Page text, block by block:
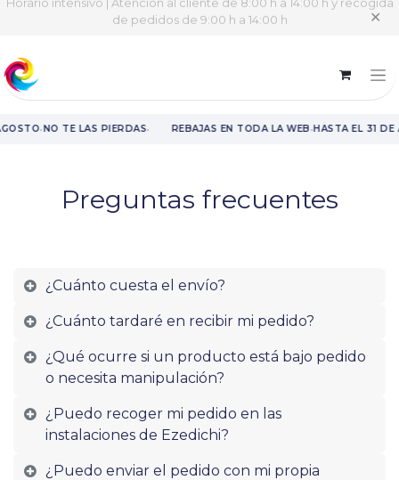
Horario intensivo | Atención al cliente de 8:00 h a 14:00 h y recogida
de pedidos de 9:00 h a 14:00 h ✕
·NO TE LAS PIERDAS· REBAJAS EN TODA LA WEB·HASTA EL 31 DE
Preguntas frecuentes
¿Cuánto cuesta el envío?
¿Cuánto tardaré en recibir mi pedido?
¿Qué ocurre si un producto está bajo pedido
o necesita manipulación?
¿Puedo recoger mi pedido en las
instalaciones de Ezedichi?
¿Puedo enviar el pedido con mi propia